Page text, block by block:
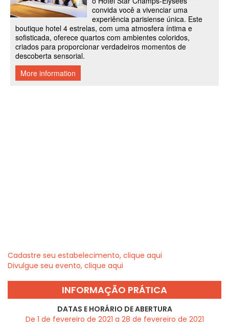
Cadastre seu estabelecimento, clique aqui
Divulgue seu evento, clique aqui
INFORMAÇÃO PRÁTICA
DATAS E HORÁRIO DE ABERTURA
De 1 de fevereiro de 2021 a 28 de fevereiro de 2021